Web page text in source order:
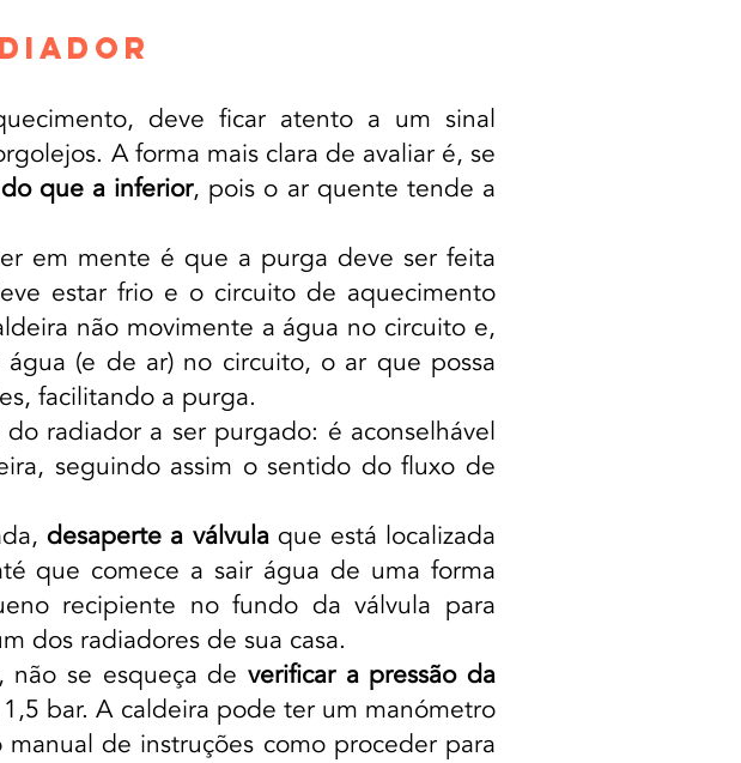
deve ficar atento a um sinal
A forma mais clara de avaliar é, se
que a inferior, pois o ar quente tende a
em mente é que a purga deve ser feita
estar frio e o circuito de aquecimento
não movimente a água no circuito e,
(e de ar) no circuito, o ar que possa
facilitando a purga.
radiador a ser purgado: é aconselhável
seguindo assim o sentido do fluxo de
desaperte a válvula que está localizada
que comece a sair água de uma forma
recipiente no fundo da válvula para
dos radiadores de sua casa.
se esqueça de verificar a pressão da
bar. A caldeira pode ter um manómetro
de instruções como proceder para